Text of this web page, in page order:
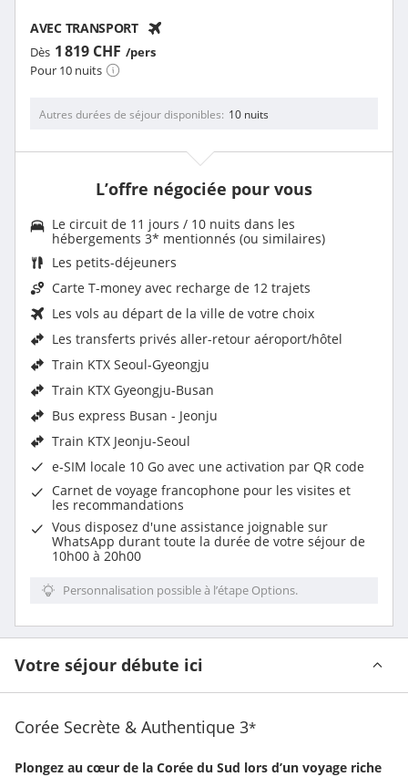
AVEC TRANSPORT
Dès 1 819 CHF /pers
Pour 10 nuits
Autres durées de séjour disponibles 10 nuits
L’offre négociée pour vous
Le circuit de 11 jours / 10 nuits dans les
hébergements 3* mentionnés (ou similaires)
Les petits-déjeuners
Carte T-money avec recharge de 12 trajets
Les vols au départ de la ville de votre choix
Les transferts privés aller-retour aéroport/hôtel
Train KTX Seoul-Gyeongju
Train KTX Gyeongju-Busan
Bus express Busan - Jeonju
Train KTX Jeonju-Seoul
e-SIM locale 10 Go avec une activation par QR code
Carnet de voyage francophone pour les visites et
les recommandations
Vous disposez d'une assistance joignable sur
WhatsApp durant toute la durée de votre séjour de
10h00 à 20h00
Personnalisation possible à l’étape Options.
Votre séjour débute ici
Corée Secrète & Authentique 3*
Plongez au cœur de la Corée du Sud lors d’un voyage riche